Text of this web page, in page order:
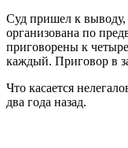
Суд пришел к выводу,
организована по
приговорены к
каждый. Приговор в
Что касается
два года назад.